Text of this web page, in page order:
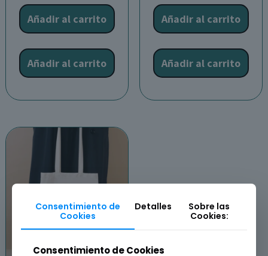
Añadir al carrito
Añadir al carrito
Añadir al carrito
Añadir al carrito
Consentimiento de
Cookies
Detalles
Sobre las
Cookies:
Consentimiento de Cookies